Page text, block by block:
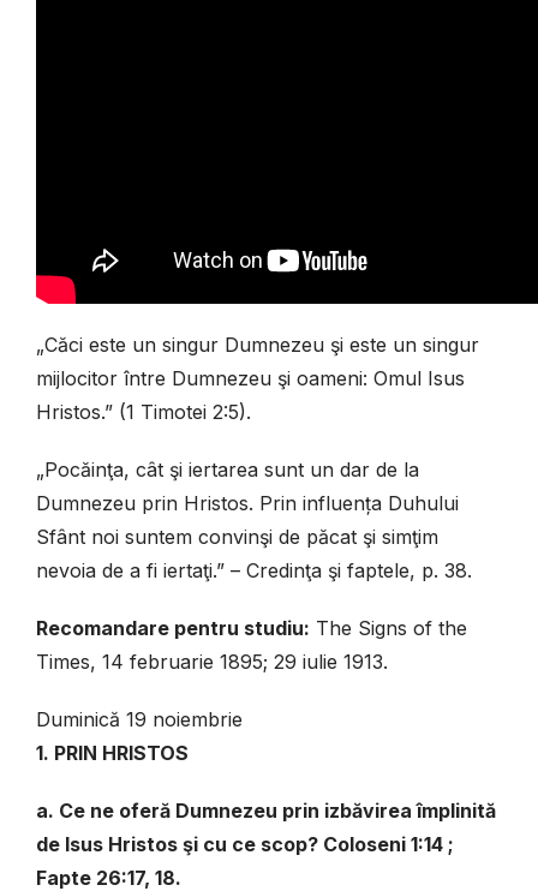
„Căci este un singur Dumnezeu şi este un singur
mijlocitor între Dumnezeu şi oameni: Omul Isus
Hristos.” (1 Timotei 2:5).
„Pocăinţa, cât şi iertarea sunt un dar de la
Dumnezeu prin Hristos. Prin influența Duhului
Sfânt noi suntem convinşi de păcat şi simţim
nevoia de a fi iertaţi.” – Credinţa şi faptele, p. 38.
Recomandare pentru studiu: The Signs of the
Times, 14 februarie 1895; 29 iulie 1913.
Duminică 19 noiembrie
1. PRIN HRISTOS
a. Ce ne oferă Dumnezeu prin izbăvirea împlinită
de Isus Hristos şi cu ce scop? Coloseni 1:14 ;
Fapte 26:17, 18.